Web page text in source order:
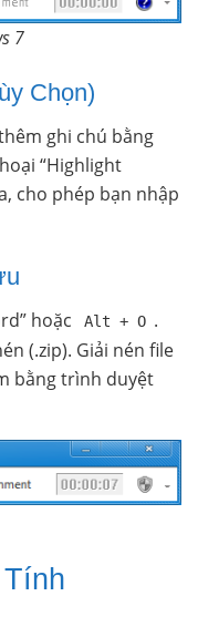
7
Chọn)
ghi chú bằng
“Highlight
cho phép bạn nhập
hoặc Alt + O .
(.zip). Giải nén file
bằng trình duyệt